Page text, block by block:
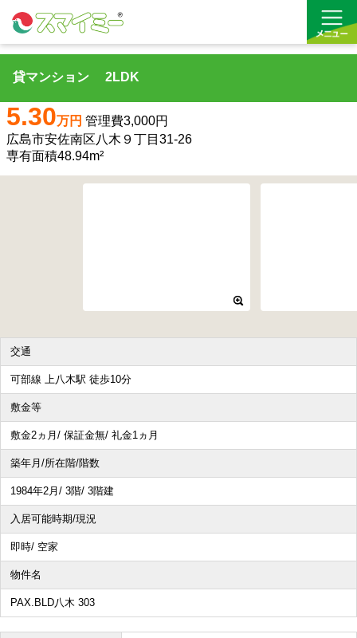
買う
貸マンション 2LDK
5.30万円 管理費3,000円
広島市安佐南区八木９丁目31-26
専有面積48.94m²
交通
可部線 上八木駅 徒歩10分
敷金等
敷金2ヵ月/ 保証金無/ 礼金1ヵ月
築年月/所在階/階数
1984年2月/ 3階/ 3階建
入居可能時期/現況
即時/ 空家
物件名
PAX.BLD八木 303